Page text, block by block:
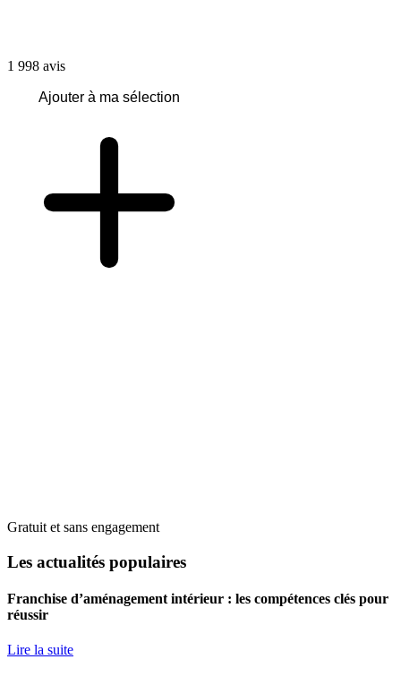
1 998 avis
Ajouter à ma sélection
Gratuit et sans engagement
Les actualités populaires
Franchise d’aménagement intérieur : les compétences clés pour
réussir
Lire la suite